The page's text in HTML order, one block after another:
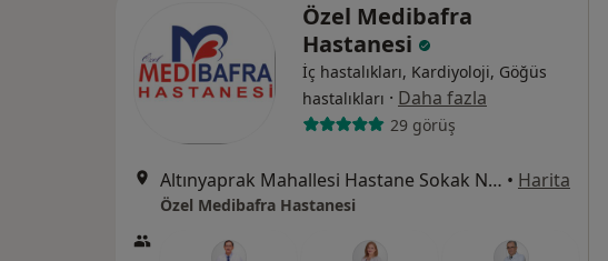
Özel Medibafra
Hastanesi
İç hastalıkları, Kardiyoloji, Göğüs
hastalıkları · Daha fazla
29 görüş
Altınyaprak Mahallesi Hastane Sokak No: 27, Bafra • Harita
Özel Medibafra Hastanesi